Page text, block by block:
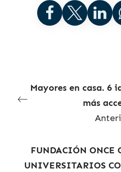
Mayores en casa. 6
más
FUNDACIÓN ONCE
UNIVERSITARIOS